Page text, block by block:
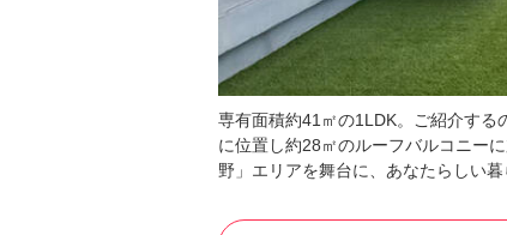
専有面積約41㎡の1LDK。ご紹介する
に位置し約28㎡のルーフバルコニー
野」エリアを舞台に、あなたらしい暮